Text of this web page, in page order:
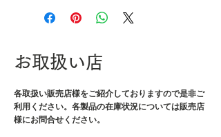
・つかみ幅：板材/28、パイプ/
・全長：150mm
・グリップ幅：55mm
・重量：205g
・材質：本体/クロムモリブデン
鋼、グリップ/エラストマー
お取扱い店
各取扱い販売店様をご紹介しておりますので是非ご
利用ください。各製品の在庫状況については販売店
様にお問合せください。